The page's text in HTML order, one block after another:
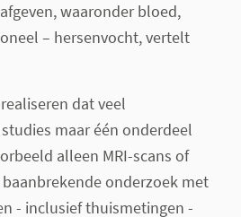
waaronder bloed,
– hersenvocht, vertelt
dat veel
maar één onderdeel
alleen MRI-scans of
onderzoek met
- inclusief thuismetingen -